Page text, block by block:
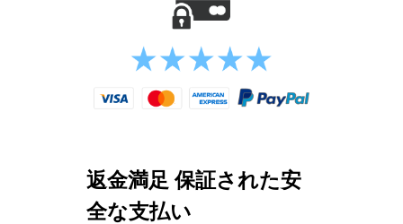
返金満足 保証された安
全な支払い